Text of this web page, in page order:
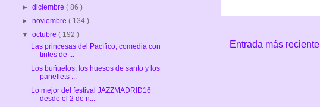
Entrada más reciente
►diciembre( 86 )
►noviembre( 134 )
▼octubre( 192 )
Las princesas del Pacífico, comedia con
tintes de ...
Los buñuelos, los huesos de santo y los
panellets ...
Lo mejor del festival JAZZMADRID16
desde el 2 de n...